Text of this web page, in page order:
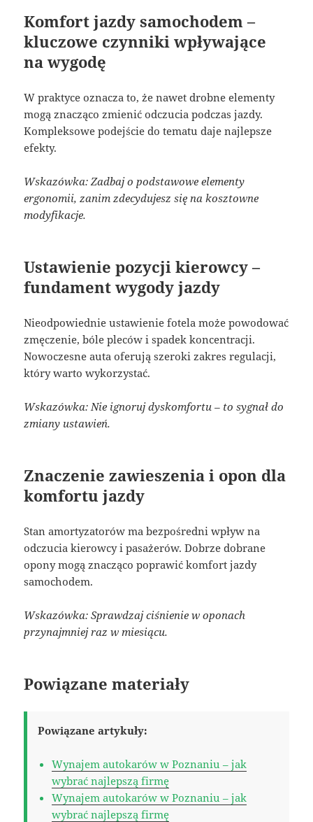
Komfort jazdy samochodem –
kluczowe czynniki wpływające
na wygodę
W praktyce oznacza to, że nawet drobne elementy
mogą znacząco zmienić odczucia podczas jazdy.
Kompleksowe podejście do tematu daje najlepsze
efekty.
Wskazówka: Zadbaj o podstawowe elementy
ergonomii, zanim zdecydujesz się na kosztowne
modyfikacje.
Ustawienie pozycji kierowcy –
fundament wygody jazdy
Nieodpowiednie ustawienie fotela może powodować
zmęczenie, bóle pleców i spadek koncentracji.
Nowoczesne auta oferują szeroki zakres regulacji,
który warto wykorzystać.
Wskazówka: Nie ignoruj dyskomfortu – to sygnał do
zmiany ustawień.
Znaczenie zawieszenia i opon dla
komfortu jazdy
Stan amortyzatorów ma bezpośredni wpływ na
odczucia kierowcy i pasażerów. Dobrze dobrane
opony mogą znacząco poprawić komfort jazdy
samochodem.
Wskazówka: Sprawdzaj ciśnienie w oponach
przynajmniej raz w miesiącu.
Powiązane materiały
Powiązane artykuły:
Wynajem autokarów w Poznaniu – jak
wybrać najlepszą firmę
Wynajem autokarów w Poznaniu – jak
wybrać najlepszą firmę